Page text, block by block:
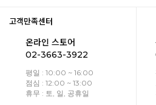
고객만족센터
온라인 스토어
02-3663-3922
평일 : 10:00 ~ 16:00
점심 : 12:00 ~ 13:00
휴무 : 토, 일, 공휴일